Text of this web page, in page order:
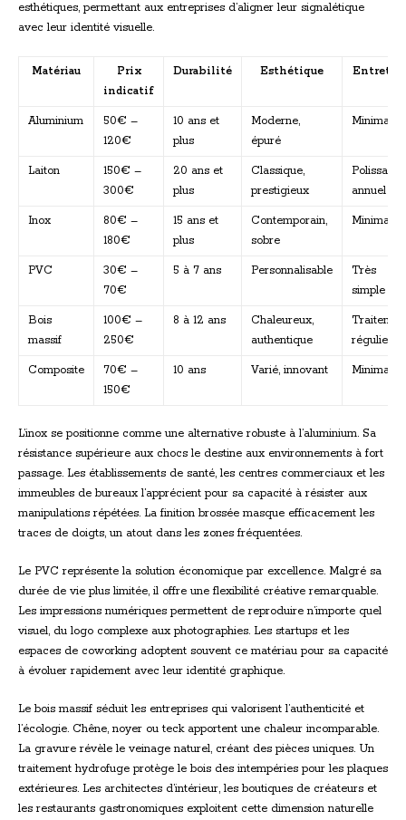
esthétiques, permettant aux entreprises d’aligner leur signalétique
avec leur identité visuelle.
Matériau
Prix
indicatif
Durabilité Esthétique
Aluminium
50€ –
120€
10 ans et
plus
Moderne,
épuré
Minimal
Laiton
150€ –
300€
20 ans et
plus
Classique,
prestigieux
Polissage
annuel
Inox
80€ –
180€
15 ans et
plus
Contemporain,
sobre
Minimal
PVC
30€ –
70€
5 à 7 ans Personnalisable
Très
simple
Bois
massif
100€ –
250€
8 à 12 ans
Chaleureux,
authentique
régulier
Composite
70€ –
150€
10 ans Varié, innovant Minimal
L’inox se positionne comme une alternative robuste à l’aluminium. Sa
résistance supérieure aux chocs le destine aux environnements à fort
passage. Les établissements de santé, les centres commerciaux et les
immeubles de bureaux l’apprécient pour sa capacité à résister aux
manipulations répétées. La finition brossée masque efficacement les
traces de doigts, un atout dans les zones fréquentées.
Le PVC représente la solution économique par excellence. Malgré sa
durée de vie plus limitée, il offre une flexibilité créative remarquable.
Les impressions numériques permettent de reproduire n’importe quel
visuel, du logo complexe aux photographies. Les startups et les
espaces de coworking adoptent souvent ce matériau pour sa capacité
à évoluer rapidement avec leur identité graphique.
Le bois massif séduit les entreprises qui valorisent l’authenticité et
l’écologie. Chêne, noyer ou teck apportent une chaleur incomparable.
La gravure révèle le veinage naturel, créant des pièces uniques. Un
traitement hydrofuge protège le bois des intempéries pour les plaques
extérieures. Les architectes d’intérieur, les boutiques de créateurs et
les restaurants gastronomiques exploitent cette dimension naturelle